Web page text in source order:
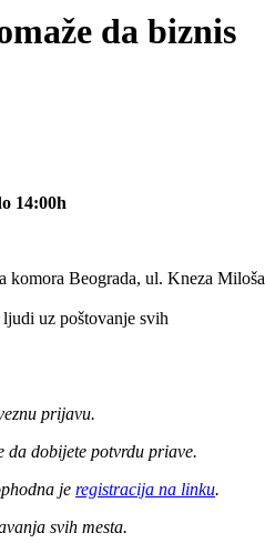
da biznis
14:00h
komora Beograda, ul. Kneza Miloša
uz poštovanje svih
prijavu.
da dobijete potvrdu priave.
je registracija na linku.
svih mesta.